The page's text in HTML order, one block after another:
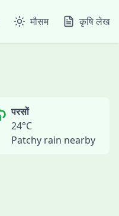
मौसम कृषि लेख
परसों
24°C
Patchy rain nearby